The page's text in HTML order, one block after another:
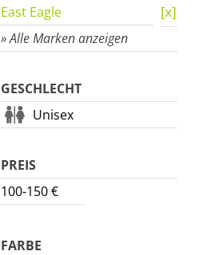
East Eagle
» Alle Marken anzeigen
GESCHLECHT
Unisex
PREIS
100-150 €
FARBE